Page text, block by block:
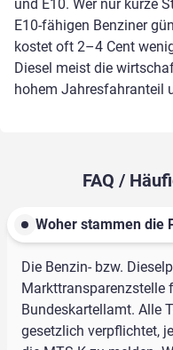
und E10. Wer nur kurze
E10-fähigen Benziner
kostet oft 2–4 Cent
Diesel meist die
hohem Jahresfahranteil
FAQ /
Woher stammen die
Die Benzin- bzw.
Markttransparenzstelle
Bundeskartellamt. Alle
gesetzlich verpflichtet,